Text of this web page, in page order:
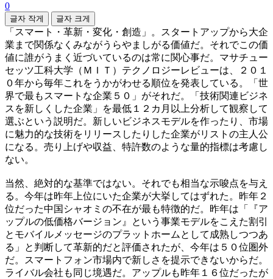
0
글자 작게 글자 크게
「スマート・革新・変化・創造」。スタートアップから大企
業まで関係なくみながうらやましがる価値だ。それでこの価
値に誰がうまく近づいているのは常に関心事だ。マサチュー
セッツ工科大学（ＭＩＴ）テクノロジーレビューは、２０１
０年から毎年これをうかがわせる順位を発表している。「世
界で最もスマートな企業５０」がそれだ。「技術関連ビジネ
スを新しくした企業」を最低１２カ月以上分析して観察して
選ぶという説明だ。新しいビジネスモデルを作ったり、市場
に魅力的な技術をリリースしたりした企業がリストの主人公
になる。売り上げや収益、特許数のような量的指標は考慮し
ない。
当然、絶対的な基準ではない。それでも相当な示唆点を与え
る。今年は昨年上位にいた企業が大挙してはずれた。昨年２
位だった中国シャオミの不在が最も特徴的だ。昨年は「『ア
ップルの低価格バージョン』という事業モデルをこえた割引
とモバイルメッセージのプラットホームとして成熟しつつあ
る」と判断して革新的だと評価されたが、今年は５０位圏外
だ。スマートフォン市場内で新しさを提示できないからだ。
ライバル会社も同じ境遇だ。アップルも昨年１６位だったが